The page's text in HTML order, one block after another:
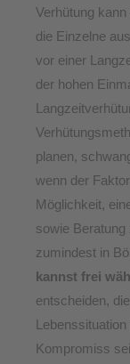
Verhütung
die Einzelne
vor einer
der hohen
planen,
wenn der
Möglichkeit,
sowie
zumindest in
kannst frei
entscheiden,
Kompromiss